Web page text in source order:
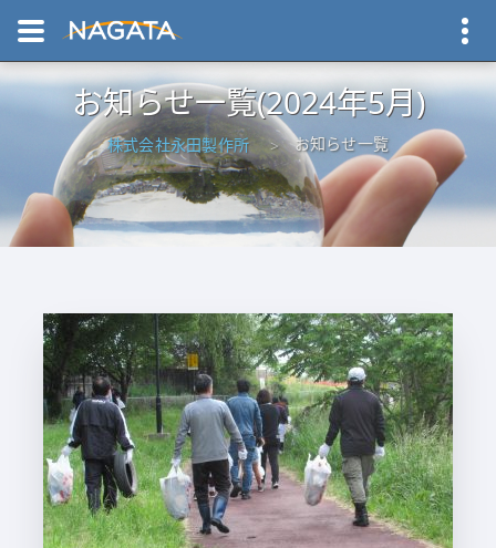
お知らせ一覧(2024年5月)
株式会社永田製作所 お知らせ一覧